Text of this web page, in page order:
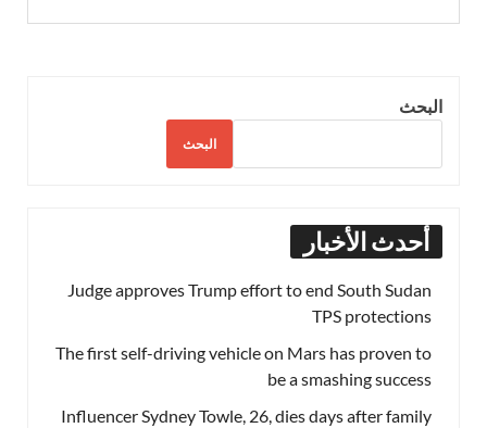
البحث
البحث
أحدث الأخبار
Judge approves Trump effort to end South Sudan
TPS protections
The first self-driving vehicle on Mars has proven to
be a smashing success
Influencer Sydney Towle, 26, dies days after family